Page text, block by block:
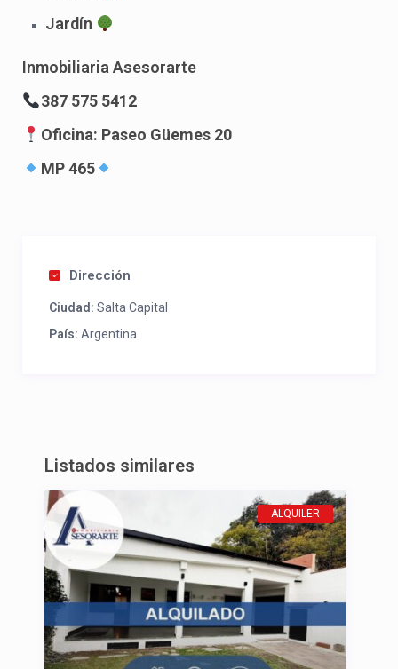
Jardín
Inmobiliaria Asesorarte
387 575 5412
Oficina: Paseo Güemes 20
MP 465
Dirección
Ciudad: Salta Capital
País: Argentina
Listados similares
ALQUILER